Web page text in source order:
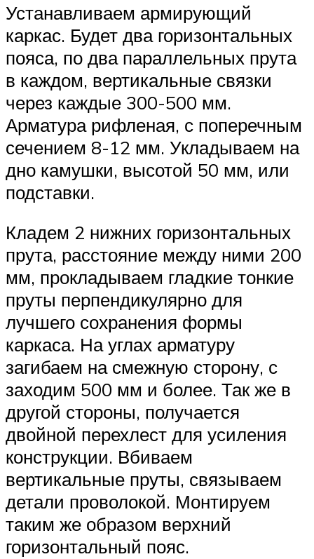
Устанавливаем армирующий
каркас. Будет два горизонтальных
пояса, по два параллельных прута
в каждом, вертикальные связки
через каждые 300-500 мм.
Арматура рифленая, с поперечным
сечением 8-12 мм. Укладываем на
дно камушки, высотой 50 мм, или
подставки.
Кладем 2 нижних горизонтальных
прута, расстояние между ними 200
мм, прокладываем гладкие тонкие
пруты перпендикулярно для
лучшего сохранения формы
каркаса. На углах арматуру
загибаем на смежную сторону, с
заходим 500 мм и более. Так же в
другой стороны, получается
двойной перехлест для усиления
конструкции. Вбиваем
вертикальные пруты, связываем
детали проволокой. Монтируем
таким же образом верхний
горизонтальный пояс.